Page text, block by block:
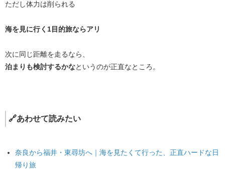
ただし体力は削られる
海を見に行く1目的旅ならアリ
次に同じ距離を走るなら、
泊まりも検討するかなというのが正直なところ。
🔗あわせて読みたい
奈良から福井・東尋坊へ｜海を見たくて行った、正直ハードな日
帰り旅